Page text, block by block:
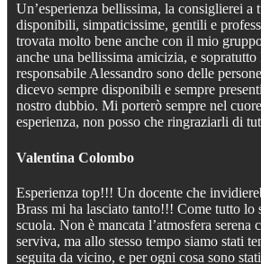
Un’esperienza bellissima, la consiglierei a
disponibili, simpaticissime, gentili e
trovata molto bene anche con il mio
anche una bellissima amicizia, e sopratutto
responsabile Alessandro sono delle
dicevo sempre disponibili e sempre
nostro dubbio. Mi porterò sempre nel
esperienza, non posso che ringraziarli di
Valentina Colombo
Esperienza top!!! Un docente che
Brass mi ha lasciato tanto!!! Come tutto lo
scuola. Non è mancata l’atmosfera serena
serviva, ma allo stesso tempo siamo stati
seguita da vicino, e per ogni cosa sono